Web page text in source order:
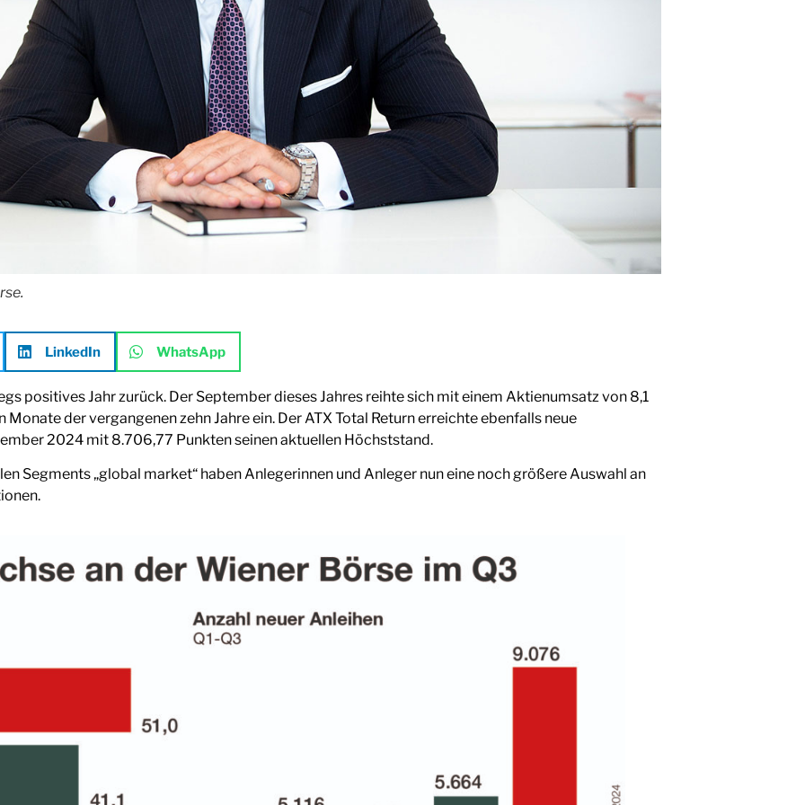
LinkedIn WhatsApp
positives Jahr zurück. Der September dieses Jahres reihte sich mit einem Aktienumsatz von 8,1
der vergangenen zehn Jahre ein. Der ATX Total Return erreichte ebenfalls neue
2024 mit 8.706,77 Punkten seinen aktuellen Höchststand.
Segments „global market“ haben Anlegerinnen und Anleger nun eine noch größere Auswahl an